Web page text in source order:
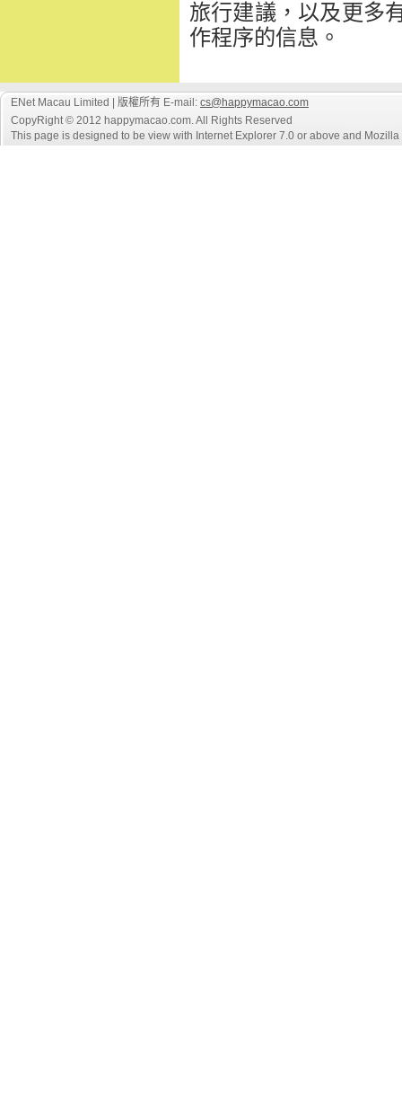
旅行建議，以及更多
作程序的信息。
ENet Macau Limited | 版權所有 E-mail: cs@happymacao.com
CopyRight © 2012 happymacao.com. All Rights Reserved
This page is designed to be view with Internet Explorer 7.0 or above and